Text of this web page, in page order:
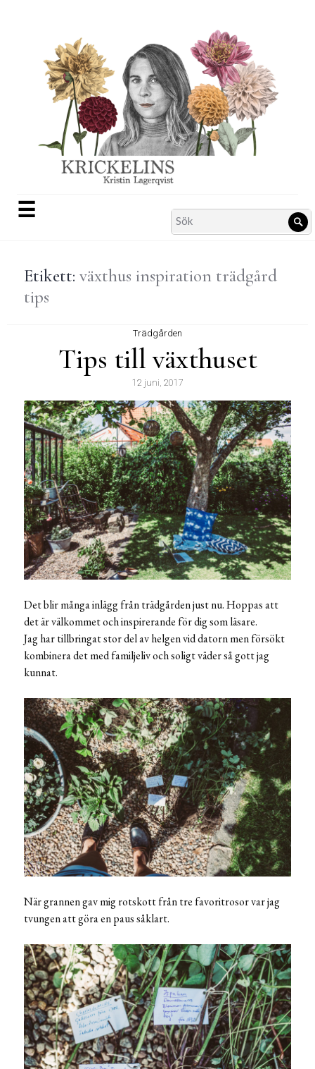
☰
Search
for:
Etikett: växthus inspiration trädgård
tips
Trädgården
Tips till växthuset
12 juni, 2017
Det blir många inlägg från trädgården just nu. Hoppas att
det är välkommet och inspirerande för dig som läsare.
Jag har tillbringat stor del av helgen vid datorn men försökt
kombinera det med familjeliv och soligt väder så gott jag
kunnat.
När grannen gav mig rotskott från tre favoritrosor var jag
tvungen att göra en paus såklart.